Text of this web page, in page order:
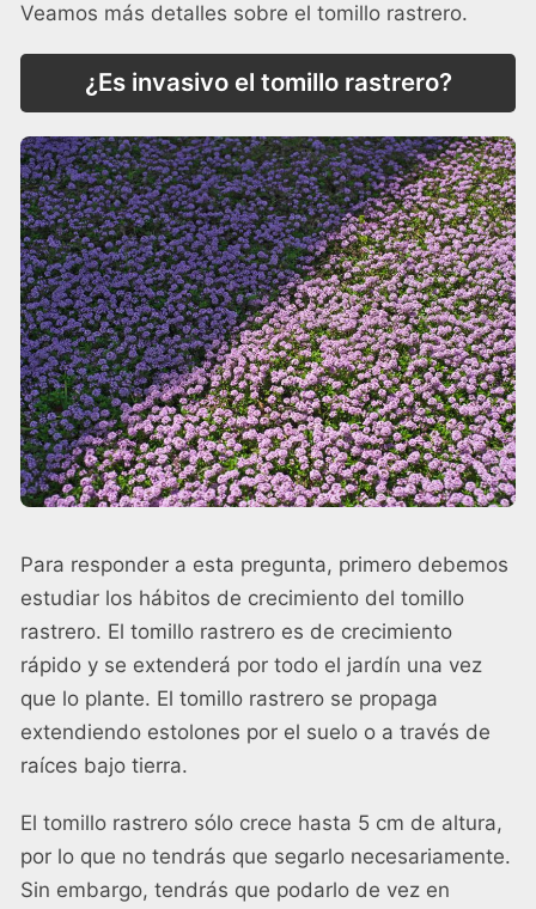
Veamos más detalles sobre el tomillo rastrero.
¿Es invasivo el tomillo rastrero?
Para responder a esta pregunta, primero debemos
estudiar los hábitos de crecimiento del tomillo
rastrero. El tomillo rastrero es de crecimiento
rápido y se extenderá por todo el jardín una vez
que lo plante. El tomillo rastrero se propaga
extendiendo estolones por el suelo o a través de
raíces bajo tierra.
El tomillo rastrero sólo crece hasta 5 cm de altura,
por lo que no tendrás que segarlo necesariamente.
Sin embargo, tendrás que podarlo de vez en